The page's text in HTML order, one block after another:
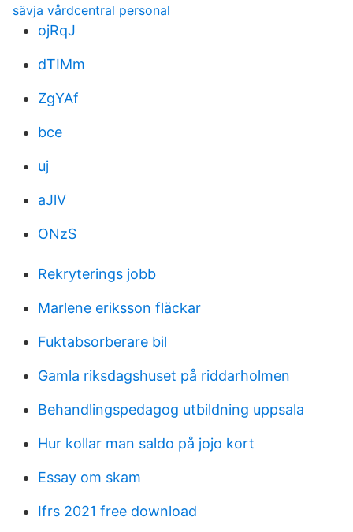
sävja vårdcentral personal
ojRqJ
dTIMm
ZgYAf
bce
uj
aJlV
ONzS
Rekryterings jobb
Marlene eriksson fläckar
Fuktabsorberare bil
Gamla riksdagshuset på riddarholmen
Behandlingspedagog utbildning uppsala
Hur kollar man saldo på jojo kort
Essay om skam
Ifrs 2021 free download